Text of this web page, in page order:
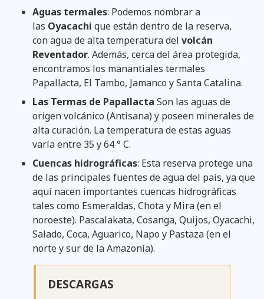
Aguas termales: Podemos nombrar a
las Oyacachi que están dentro de la reserva,
con agua de alta temperatura del volcán
Reventador. Además, cerca del área protegida,
encontramos los manantiales termales
Papallacta, El Tambo, Jamanco y Santa Catalina.
Las Termas de Papallacta Son las aguas de
origen volcánico (Antisana) y poseen minerales de
alta curación. La temperatura de estas aguas
varía entre 35 y 64 ° C.
Cuencas hidrográficas: Esta reserva protege una
de las principales fuentes de agua del país, ya que
aquí nacen importantes cuencas hidrográficas
tales como Esmeraldas, Chota y Mira (en el
noroeste). Pascalakata, Cosanga, Quijos, Oyacachi,
Salado, Coca, Aguarico, Napo y Pastaza (en el
norte y sur de la Amazonía).
DESCARGAS